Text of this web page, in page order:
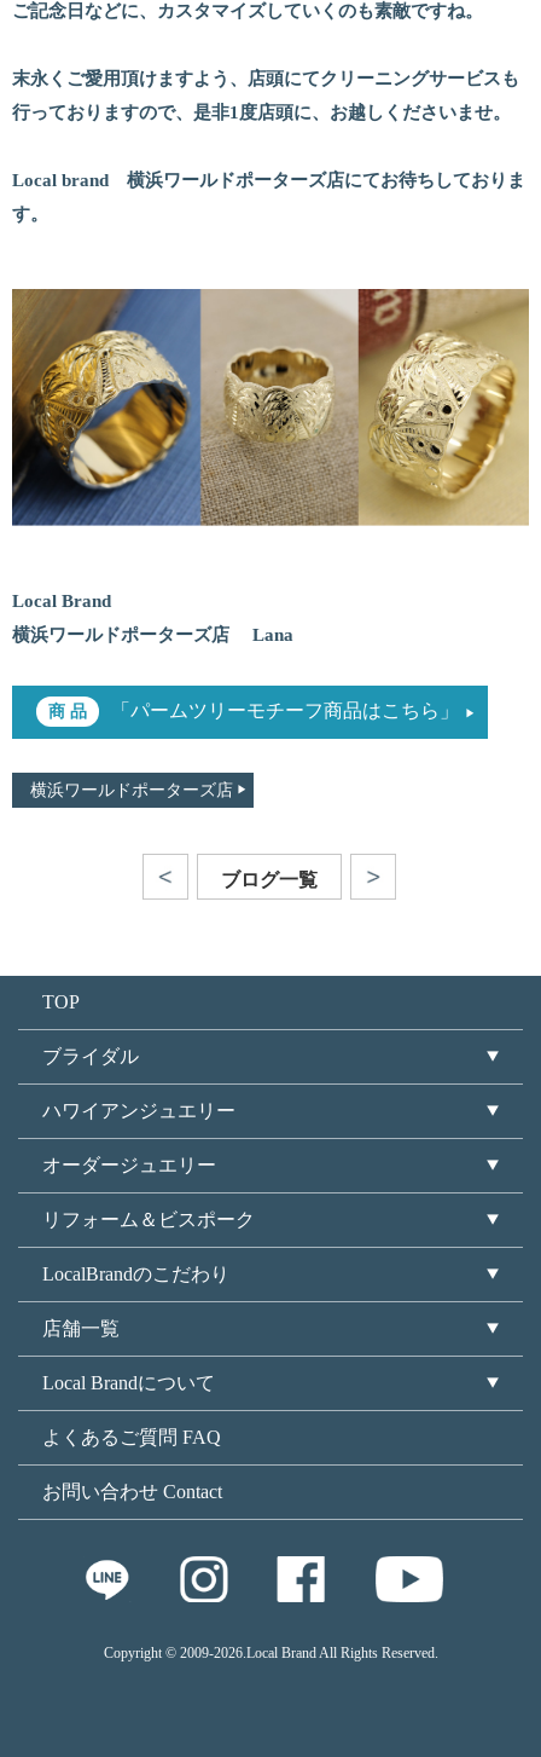
ご記念日などに、カスタマイズしていくのも素敵ですね。
末永くご愛用頂けますよう、店頭にてクリーニングサービスも
行っておりますので、是非1度店頭に、お越しくださいませ。
Local brand 横浜ワールドポーターズ店にてお待ちしておりま
す。
Local Brand
横浜ワールドポーターズ店 Lana
「パームツリーモチーフ商品はこちら」
横浜ワールドポーターズ店
ブログ一覧
TOP
ブライダル
ハワイアンジュエリー
オーダージュエリー
リフォーム＆ビスポーク
LocalBrandのこだわり
店舗一覧
Local Brandについて
よくあるご質問 FAQ
お問い合わせ Contact
Copyright © 2009-2026.Local Brand All Rights Reserved.